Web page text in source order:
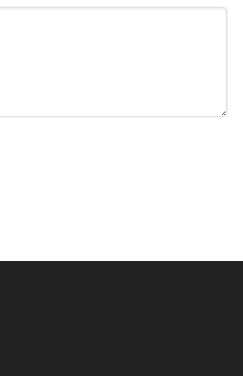
woman-used-